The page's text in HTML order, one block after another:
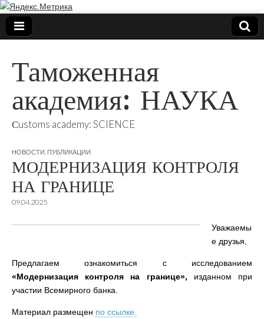
Таможенная
академия: НАУКА
Сustoms academy: SCIENCE
НОВОСТИ ПУБЛИКАЦИИ
МОДЕРНИЗАЦИЯ КОНТРОЛЯ
НА ГРАНИЦЕ
09.04.2025
Уважаемы
е друзья,
Предлагаем ознакомиться с исследованием
«Модернизация контроля на границе», изданном при
участии Всемирного банка.
Материал размещен по ссылке.